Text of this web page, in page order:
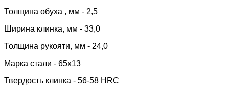
Толщина обуха , мм - 2,5
Ширина клинка, мм - 33,0
Толщина рукояти, мм - 24,0
Марка стали - 65х13
Твердость клинка - 56-58 HRC